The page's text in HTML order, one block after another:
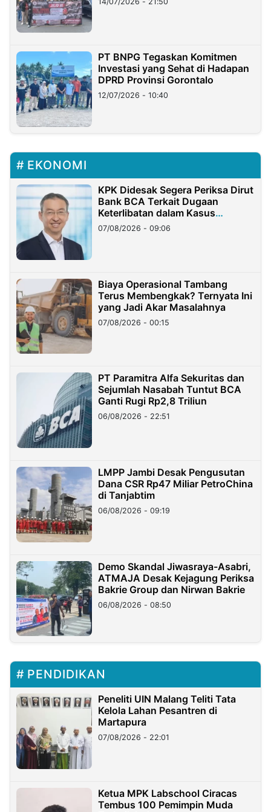
PT BNPG Tegaskan Komitmen
Investasi yang Sehat di Hadapan
DPRD Provinsi Gorontalo
12/07/2026 - 10:40
EKONOMI
KPK Didesak Segera Periksa Dirut
Bank BCA Terkait Dugaan
Keterlibatan dalam Kasus
Hilangnya Dana Nasabah Rp2,58
Miliar
07/08/2026 - 09:06
Biaya Operasional Tambang
Terus Membengkak? Ternyata Ini
yang Jadi Akar Masalahnya
07/08/2026 - 00:15
PT Paramitra Alfa Sekuritas dan
Sejumlah Nasabah Tuntut BCA
Ganti Rugi Rp2,8 Triliun
06/08/2026 - 22:51
LMPP Jambi Desak Pengusutan
Dana CSR Rp47 Miliar PetroChina
di Tanjabtim
06/08/2026 - 09:19
Demo Skandal Jiwasraya-Asabri,
ATMAJA Desak Kejagung Periksa
Bakrie Group dan Nirwan Bakrie
06/08/2026 - 08:50
PENDIDIKAN
Peneliti UIN Malang Teliti Tata
Kelola Lahan Pesantren di
Martapura
07/08/2026 - 22:01
Ketua MPK Labschool Ciracas
Tembus 100 Pemimpin Muda